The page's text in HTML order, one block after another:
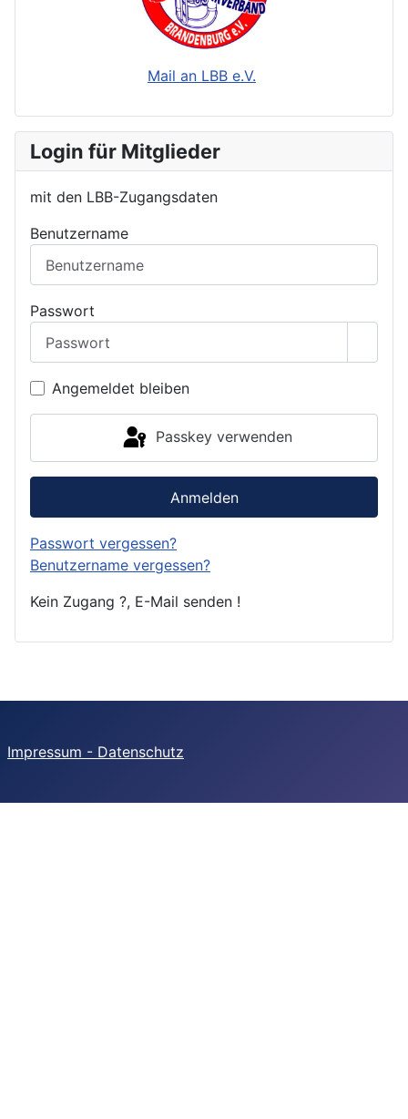
Mail an LBB e.V.
Login für Mitglieder
mit den LBB-Zugangsdaten
Benutzername
Passwort
Angemeldet bleiben
Passkey verwenden
Anmelden
Passwort vergessen?
Benutzername vergessen?
Kein Zugang ?, E-Mail senden !
Impressum - Datenschutz